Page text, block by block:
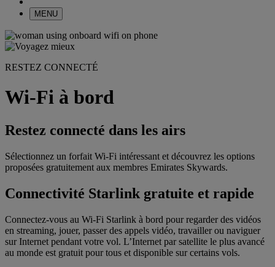
MENU
RESTEZ CONNECTÉ
Wi-Fi à bord
Restez connecté dans les airs
Sélectionnez un forfait Wi-Fi intéressant et découvrez les options
proposées gratuitement aux membres Emirates Skywards.
Connectivité Starlink gratuite et rapide
Connectez-vous au Wi-Fi Starlink à bord pour regarder des vidéos
en streaming, jouer, passer des appels vidéo, travailler ou naviguer
sur Internet pendant votre vol. L’Internet par satellite le plus avancé
au monde est gratuit pour tous et disponible sur certains vols.